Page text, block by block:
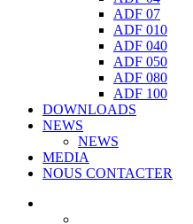
ADF 07
ADF 010
ADF 040
ADF 050
ADF 080
ADF 100
DOWNLOADS
NEWS
NEWS
MEDIA
NOUS CONTACTER